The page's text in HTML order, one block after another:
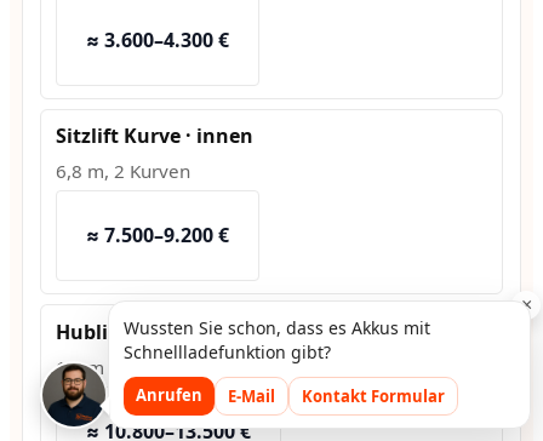
≈ 3.600–4.300 €
Sitzlift Kurve · innen
6,8 m, 2 Kurven
≈ 7.500–9.200 €
Hublift · außen
1,2 m Hub, Fundament
≈ 10.800–13.500 €
×
Wussten Sie schon, dass es Akkus mit
Schnellladefunktion gibt?
Anrufen E-Mail Kontakt Formular